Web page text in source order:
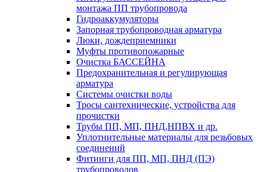
монтажа ПП трубопровода
Гидроаккумуляторы
Запорная трубопроводная арматура
Люки, дождеприемники
Муфты противопожарные
Очистка БАССЕЙНА
Предохранительная и регулирующая
арматура
Системы очистки воды
Тросы сантехнические, устройства для
прочистки
Трубы ПП, МП, ПНД,НПВХ и др.
Уплотнительные материалы для резьбовых
соединений
Фитинги для ПП, МП, ПНД (ПЭ)
трубопроводов